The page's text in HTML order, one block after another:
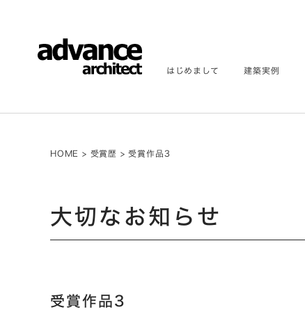
はじめまして 建築実例
HOME > 受賞歴 > 受賞作品3
大切なお知らせ
受賞作品3